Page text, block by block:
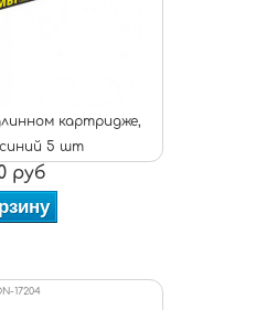
картридже,
5 шт
руб
17204